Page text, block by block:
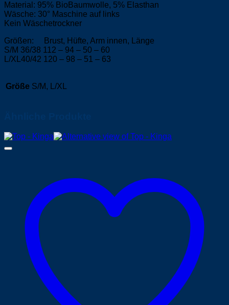
Material: 95% BioBaumwolle, 5% Elasthan
Wäsche: 30° Maschine auf links
Kein Wäschetrockner
Größen: Brust, Hüfte, Arm innen, Länge
S/M 36/38 112 – 94 – 50 – 60
L/XL40/42 120 – 98 – 51 – 63
Größe S/M, L/XL